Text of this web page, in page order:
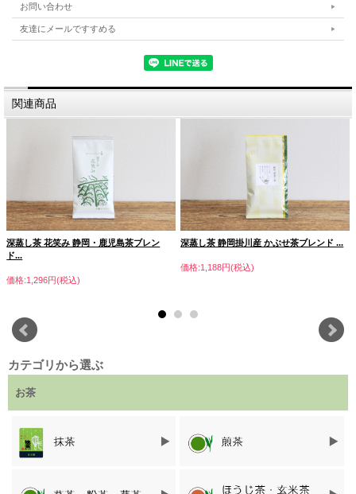
ゆたかみどりの茶葉のみが持つ、力強いフレーバーが楽しめま
す。
部山間地の手蓑地区で始まり、今では国内でも有数のお茶の産地
となっています。
温暖で日照条件に恵まれ、桜島の火山灰により肥沃な南九州の地
の利は、茶の栽培に適しています。加えて町をあげての茶の生産
恵まれた環境と生産農家の努力で、近年では各種賞を度々受賞し
ており、全国的に高い評価を得ています。
お問い合わせ
友達にメールですすめる
関連商品
深蒸し茶 花笑み 静岡・鹿児島茶ブレン
ド...
価格:1,296円(税込)
深蒸し茶 静岡掛川産 かぶせ茶ブレンド ...
価格:1,188円(税込)
カテゴリから選ぶ
お茶